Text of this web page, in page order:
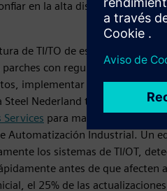
en la alta disponibilidad,
de TI/TO de este tipo
con regularidad,
implementar las
Steel Nederland también confía
para mantener de
Automatización Industrial. Un
los sistemas de TI/OT,
antes de que afecten
el 25% de las